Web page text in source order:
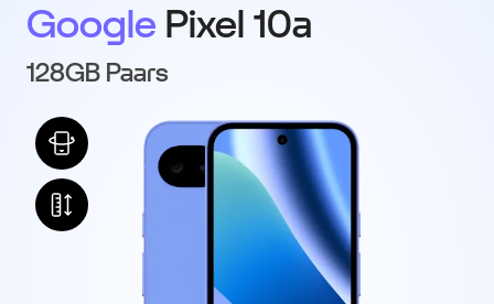
Google Pixel 10a
128GB Paars